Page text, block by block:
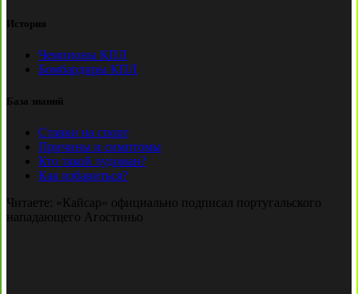
История
Чемпионы КПЛ
Бомбардиры КПЛ
База знаний
Ставки на спорт
Причины и симптомы
Кто такой лудоман?
Как избавиться?
Читаете: «Кайсар» официально подписал португальского
нападающего Агостиньо